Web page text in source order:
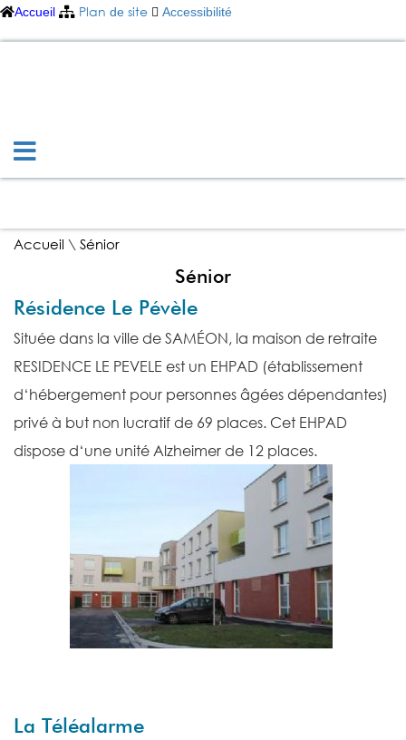
Accueil Plan de site Accessibilité
Accueil \ Sénior
Sénior
Résidence Le Pévèle
Située dans la ville de SAMÉON, la maison de retraite
RESIDENCE LE PEVELE est un EHPAD (établissement
d‘hébergement pour personnes âgées dépendantes)
privé à but non lucratif de 69 places. Cet EHPAD
dispose d‘une unité Alzheimer de 12 places.
La Téléalarme